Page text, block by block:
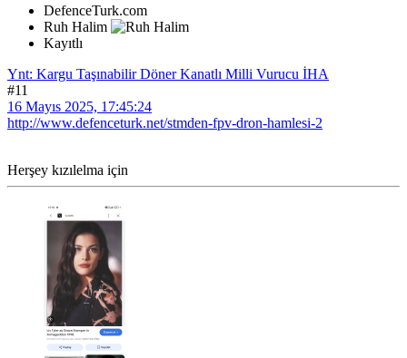
DefenceTurk.com
Ruh Halim
Kayıtlı
Ynt: Kargu Taşınabilir Döner Kanatlı Milli Vurucu İHA
#11
16 Mayıs 2025, 17:45:24
http://www.defenceturk.net/stmden-fpv-dron-hamlesi-2
Herşey kızılelma için